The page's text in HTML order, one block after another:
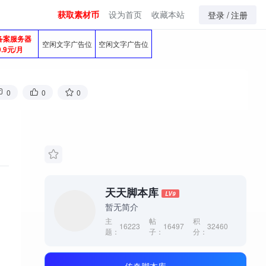
获取素材币 设为首页 收藏本站 登录 /注册
案服务器
元/月
空闲文字广告位 空闲文字广告位
0 0 0
天天脚本库 LV9
暂无简介
主
题：
16223
帖
子：
16497
积
分：
32460